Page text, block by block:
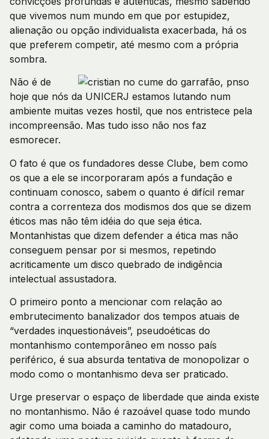
que vivemos num mundo em que por estupidez,
alienação ou opção individualista exacerbada, há os
que preferem competir, até mesmo com a própria
sombra.
Não é de
hoje que nós da UNICERJ estamos lutando num
ambiente muitas vezes hostil, que nos entristece pela
incompreensão. Mas tudo isso não nos faz
esmorecer.
O fato é que os fundadores desse Clube, bem como
os que a ele se incorporaram após a fundação e
continuam conosco, sabem o quanto é difícil remar
contra a correnteza dos modismos dos que se dizem
éticos mas não têm idéia do que seja ética.
Montanhistas que dizem defender a ética mas não
conseguem pensar por si mesmos, repetindo
acriticamente um disco quebrado de indigência
intelectual assustadora.
O primeiro ponto a mencionar com relação ao
embrutecimento banalizador dos tempos atuais de
“verdades inquestionáveis”, pseudoéticas do
montanhismo contemporâneo em nosso país
periférico, é sua absurda tentativa de monopolizar o
modo como o montanhismo deva ser praticado.
Urge preservar o espaço de liberdade que ainda existe
no montanhismo. Não é razoável quase todo mundo
agir como uma boiada a caminho do matadouro,